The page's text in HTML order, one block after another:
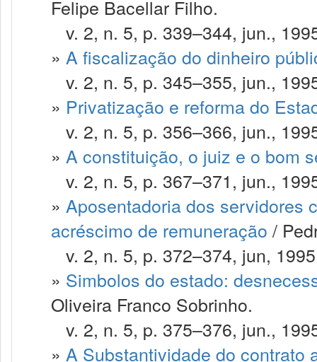
Felipe Bacellar Filho.
v. 2, n. 5, p. 339–344, jun.,
» A fiscalização do dinheiro
v. 2, n. 5, p. 345–355, jun.,
» Privatização e reforma do
v. 2, n. 5, p. 356–366, jun.,
» A constituição, o juiz e o bom
v. 2, n. 5, p. 367–371, jun.,
» Aposentadoria dos servidores
acréscimo de remuneração /
v. 2, n. 5, p. 372–374, jun,
» Simbolos do estado:
Oliveira Franco Sobrinho.
v. 2, n. 5, p. 375–376, jun.,
» A Substantividade do contrato